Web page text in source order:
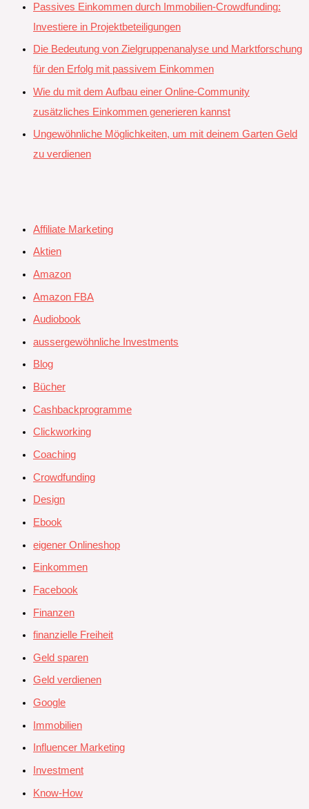
Passives Einkommen durch Immobilien-Crowdfunding:
Investiere in Projektbeteiligungen
Die Bedeutung von Zielgruppenanalyse und Marktforschung
für den Erfolg mit passivem Einkommen
Wie du mit dem Aufbau einer Online-Community
zusätzliches Einkommen generieren kannst
Ungewöhnliche Möglichkeiten, um mit deinem Garten Geld
zu verdienen
Affiliate Marketing
Aktien
Amazon
Amazon FBA
Audiobook
aussergewöhnliche Investments
Blog
Bücher
Cashbackprogramme
Clickworking
Coaching
Crowdfunding
Design
Ebook
eigener Onlineshop
Einkommen
Facebook
Finanzen
finanzielle Freiheit
Geld sparen
Geld verdienen
Google
Immobilien
Influencer Marketing
Investment
Know-How